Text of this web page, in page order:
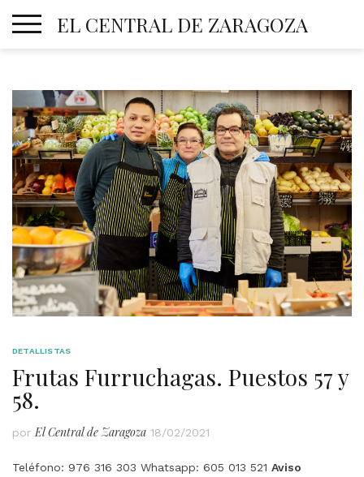
EL CENTRAL DE ZARAGOZA
DETALLISTAS
Frutas Furruchagas. Puestos 57 y
58.
por El Central de Zaragoza 18/02/2021
Teléfono: 976 316 303 Whatsapp: 605 013 521 Aviso